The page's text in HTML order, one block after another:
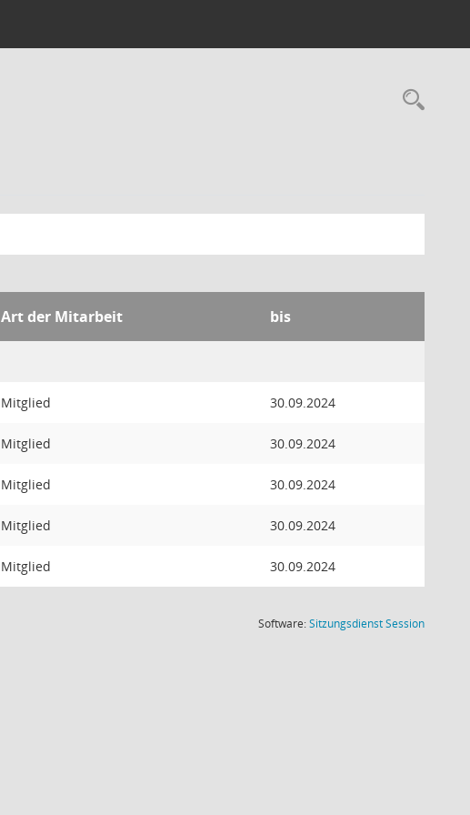
Art der Mitarbeit bis
Mitglied 30.09.2024
Mitglied 30.09.2024
Mitglied 30.09.2024
Mitglied 30.09.2024
Mitglied 30.09.2024
Software:SitzungsdienstSession(Wird in